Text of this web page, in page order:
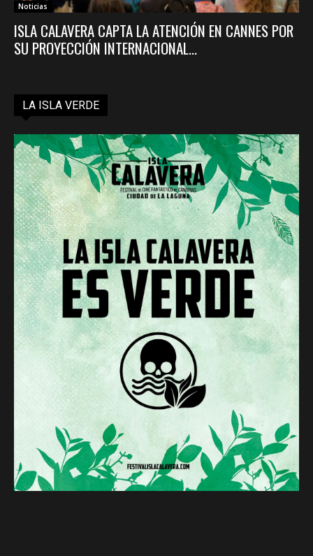
Noticias
ISLA CALAVERA CAPTA LA ATENCIÓN EN CANNES POR
SU PROYECCIÓN INTERNACIONAL...
LA ISLA VERDE